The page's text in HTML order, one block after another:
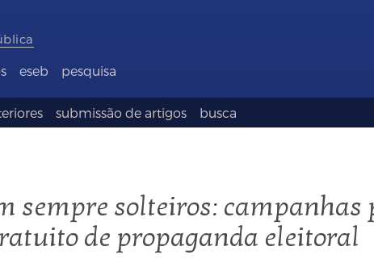
submissão de artigos busca
eseb pesquisa
sempre solteiros: campanhas
de propaganda eleitoral